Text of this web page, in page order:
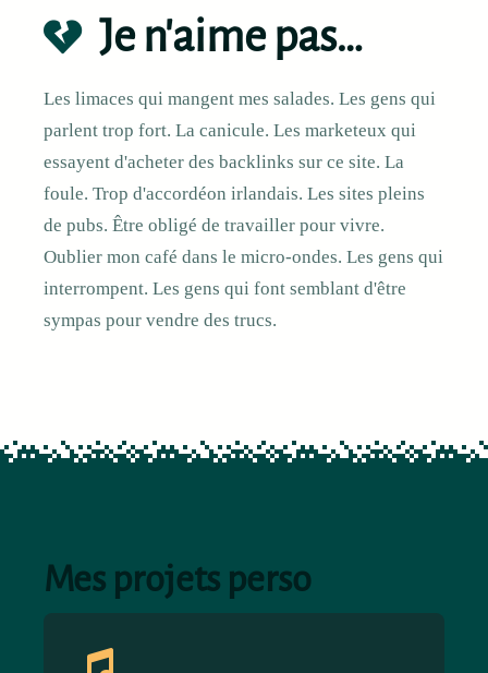
Je n'aime pas…
Les limaces qui mangent mes salades. Les gens qui
parlent trop fort. La canicule. Les marketeux qui
essayent d'acheter des backlinks sur ce site. La
foule. Trop d'accordéon irlandais. Les sites pleins
de pubs. Être obligé de travailler pour vivre.
Oublier mon café dans le micro-ondes. Les gens qui
interrompent. Les gens qui font semblant d'être
sympas pour vendre des trucs.
Mes projets perso